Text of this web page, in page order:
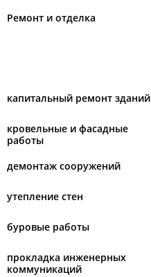
Ремонт и отделка
капитальный ремонт зданий
кровельные и фасадные
работы
демонтаж сооружений
утепление стен
буровые работы
прокладка инженерных
коммуникаций